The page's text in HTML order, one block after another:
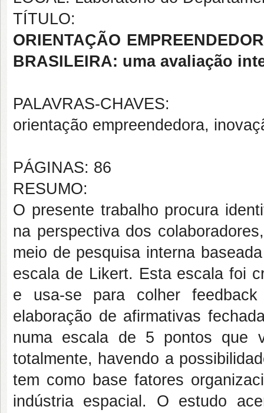
TÍTULO:
ORIENTAÇÃO
BRASILEIRA: uma avaliação
PALAVRAS-CHAVES:
orientação empreendedora,
PÁGINAS: 86
RESUMO:
O presente trabalho procura
na perspectiva dos
meio de pesquisa interna
escala de Likert. Esta escala foi
e usa-se para colher
elaboração de afirmativas
numa escala de 5 pontos que
totalmente, havendo a
tem como base fatores
indústria espacial. O estudo